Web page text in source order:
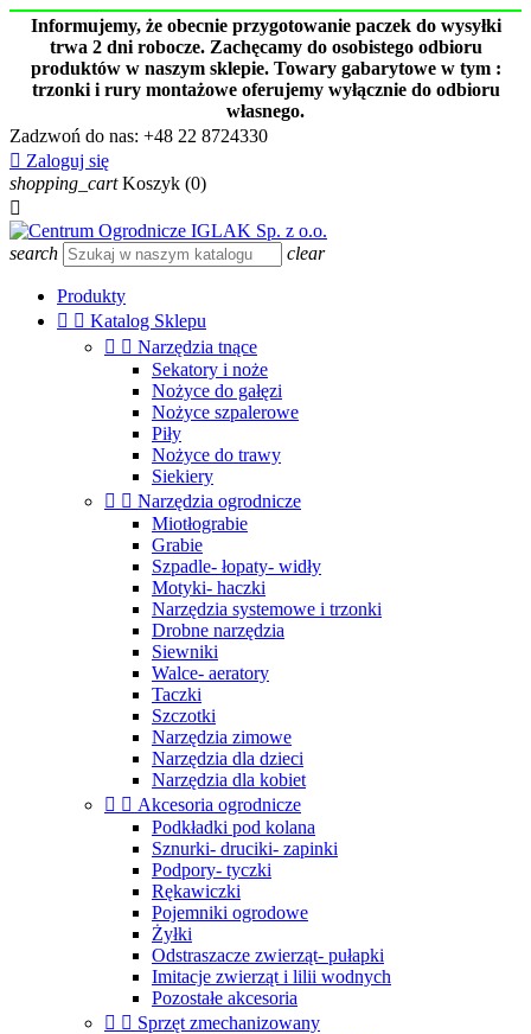
Informujemy, że obecnie przygotowanie paczek do wysyłki
trwa 2 dni robocze. Zachęcamy do osobistego odbioru
produktów w naszym sklepie. Towary gabarytowe w tym :
trzonki i rury montażowe oferujemy wyłącznie do odbioru
własnego.
Zadzwoń do nas: +48 22 8724330
 Zaloguj się
shopping_cart Koszyk (0)

search clear
Produkty
  Katalog Sklepu
  Narzędzia tnące
Sekatory i noże
Nożyce do gałęzi
Nożyce szpalerowe
Piły
Nożyce do trawy
Siekiery
  Narzędzia ogrodnicze
Miotłograbie
Grabie
Szpadle- łopaty- widły
Motyki- haczki
Narzędzia systemowe i trzonki
Drobne narzędzia
Siewniki
Walce- aeratory
Taczki
Szczotki
Narzędzia zimowe
Narzędzia dla dzieci
Narzędzia dla kobiet
  Akcesoria ogrodnicze
Podkładki pod kolana
Sznurki- druciki- zapinki
Podpory- tyczki
Rękawiczki
Pojemniki ogrodowe
Żyłki
Odstraszacze zwierząt- pułapki
Imitacje zwierząt i lilii wodnych
Pozostałe akcesoria
  Sprzęt zmechanizowany